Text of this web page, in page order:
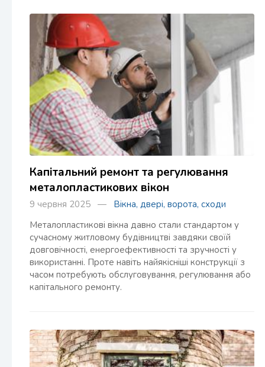
Капітальний ремонт та регулювання
металопластикових вікон
9 червня 2025 — Вікна, двері, ворота, сходи
Металопластикові вікна давно стали стандартом у
сучасному житловому будівництві завдяки своїй
довговічності, енергоефективності та зручності у
використанні. Проте навіть найякісніші конструкції з
часом потребують обслуговування, регулювання або
капітального ремонту.